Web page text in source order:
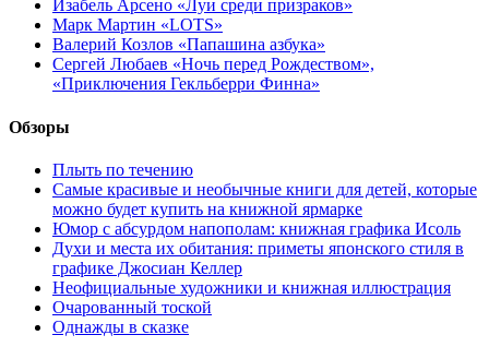
Изабель Арсено «Луи среди призраков»
Марк Мартин «LOTS»
Валерий Козлов «Папашина азбука»
Сергей Любаев «Ночь перед Рождеством»,
«Приключения Гекльберри Финна»
Обзоры
Плыть по течению
Самые красивые и необычные книги для детей, которые
можно будет купить на книжной ярмарке
Юмор с абсурдом напополам: книжная графика Исоль
Духи и места их обитания: приметы японского стиля в
графике Джосиан Келлер
Неофициальные художники и книжная иллюстрация
Очарованный тоской
Однажды в сказке